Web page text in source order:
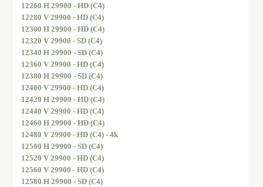
12260 H 29900 - HD (C4)
12280 V 29900 - HD (C4)
12300 H 29900 - HD (C4)
12320 V 29900 - SD (C4)
12340 H 29900 - SD (C4)
12360 V 29900 - HD (C4)
12380 H 29900 - SD (C4)
12400 V 29900 - HD (C4)
12420 H 29900 - HD (C4)
12440 V 29900 - HD (C4)
12460 H 29900 - HD (C4)
12480 V 29900 - HD (C4) - 4k
12500 H 29900 - SD (C4)
12520 V 29900 - HD (C4)
12560 V 29900 - HD (C4)
12580 H 29900 - SD (C4)